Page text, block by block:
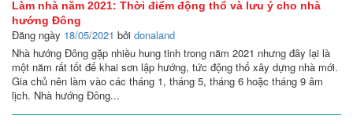
Làm nhà năm 2021: Thời điểm động thổ và lưu ý cho nhà
hướng Đông
Đăng ngày 18/05/2021 bởi donaland
Nhà hướng Đông gặp nhiều hung tinh trong năm 2021 nhưng đây lại là
một năm rất tốt để khai sơn lập hướng, tức động thổ xây dựng nhà mới.
Gia chủ nên làm vào các tháng 1, tháng 5, tháng 6 hoặc tháng 9 âm
lịch. Nhà hướng Đông...